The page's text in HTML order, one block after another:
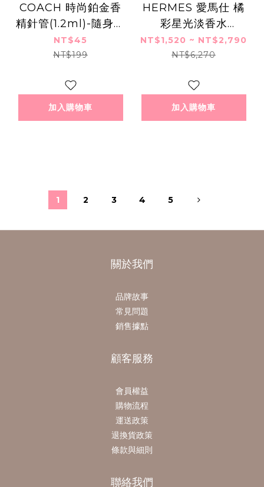
COACH 時尚鉑金香
精針管(1.2ml)-隨身香
水-公司貨
NT$45
NT$199
加入購物車
HERMES 愛馬仕 橘
彩星光淡香水
(30ml/100ml)-國際
航空版
NT$1,520 ~ NT$2,790
NT$6,270
加入購物車
1 2 3 4 5
關於我們
品牌故事
常見問題
銷售據點
顧客服務
會員權益
購物流程
運送政策
退換貨政策
條款與細則
聯絡我們